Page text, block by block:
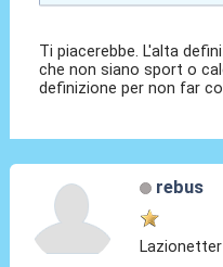
Ti piacerebbe. L'alta
che non siano sport o
definizione per non far
rebus
Lazionetter